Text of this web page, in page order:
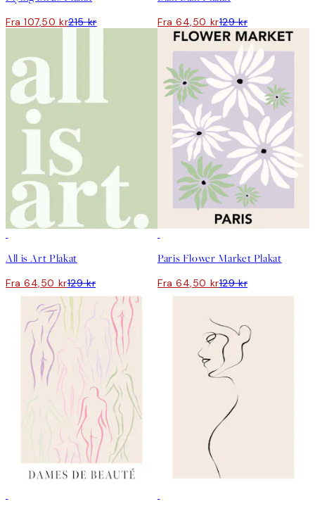
Fra 107,50 kr215 kr Fra 64,50 kr129 kr
All is Art Plakat
Fra 64,50 kr129 kr
Paris Flower Market Plakat
Fra 64,50 kr129 kr